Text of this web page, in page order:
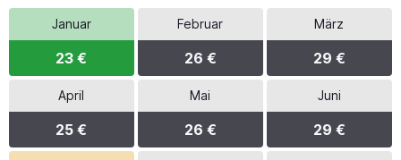
Januar
23 €
Februar
26 €
März
29 €
April
25 €
Mai
26 €
Juni
29 €